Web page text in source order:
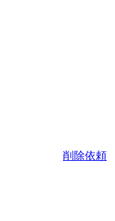
削除依頼